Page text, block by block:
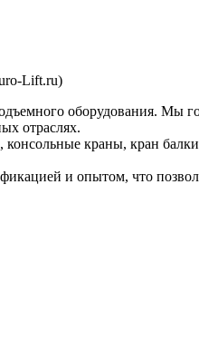
Lift.ru)
оборудования. Мы
отраслях.
краны, кран
и опытом, что